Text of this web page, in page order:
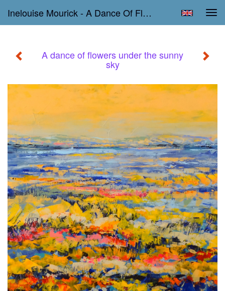
Inelouise Mourick - A Dance Of Flowers Under The Sunny Sky
A dance of flowers under the sunny
sky